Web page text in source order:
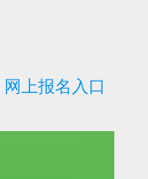
诚信网站
网上报名入口